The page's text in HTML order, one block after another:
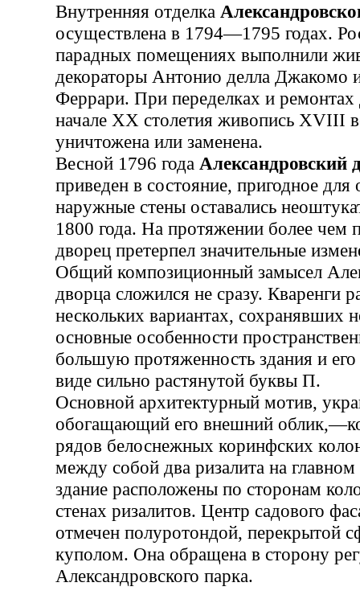
Внутренняя отделка
осуществлена в 1794—1795 годах.
парадных помещениях выполнили
декораторы Антонио делла Джакомо
Феррари. При переделках и
начале XX столетия живопись XVIII
уничтожена или заменена.
Весной 1796 года Александровский
приведен в состояние, пригодное для
наружные стены оставались
1800 года. На протяжении более чем
дворец претерпел значительные
Общий композиционный замысел
дворца сложился не сразу. Кваренги
нескольких вариантах, сохранявших
основные особенности
большую протяженность здания и
виде сильно растянутой буквы П.
Основной архитектурный мотив,
обогащающий его внешний
рядов белоснежных коринфских
между собой два ризалита на
здание расположены по сторонам
стенах ризалитов. Центр садового
отмечен полуротондой, перекрытой
куполом. Она обращена в сторону
Александровского парка.